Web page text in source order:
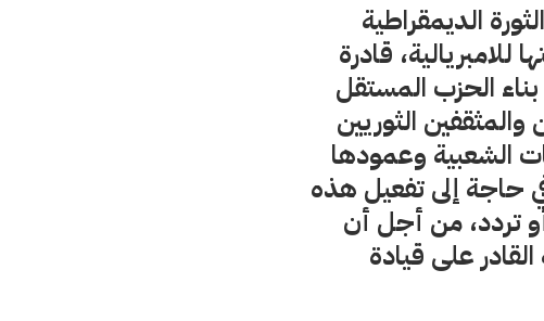
الديمقراطية
للامبريالية، قادرة
بناء الحزب المستقل
الثوريين
الشعبية وعمودها
حاجة إلى تفعيل هذه
تردد، من أجل أن
على قيادة